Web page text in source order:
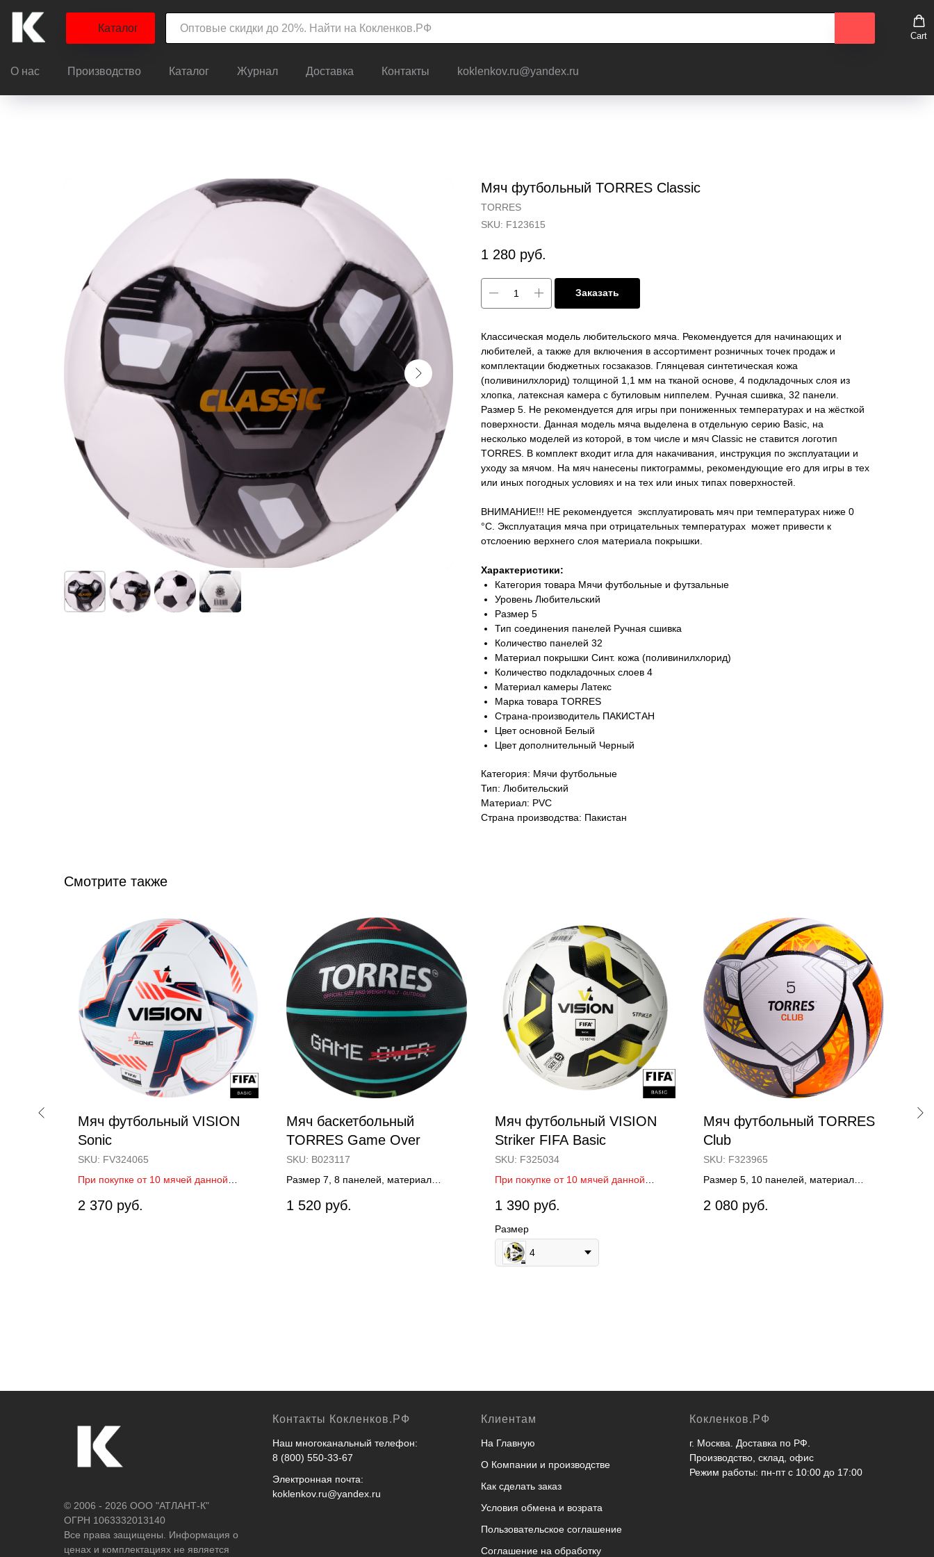
Каталог
Cart
О нас Производство Каталог Журнал Доставка Контакты koklenkov.ru@yandex.ru
Мяч футбольный TORRES Classic
TORRES
SKU: F123615
1 280 руб.
Заказать
Классическая модель любительского мяча. Рекомендуется для начинающих и
любителей, а также для включения в ассортимент розничных точек продаж и
комплектации бюджетных госзаказов. Глянцевая синтетическая кожа
(поливинилхлорид) толщиной 1,1 мм на тканой основе, 4 подкладочных слоя из
хлопка, латексная камера с бутиловым ниппелем. Ручная сшивка, 32 панели.
Размер 5. Не рекомендуется для игры при пониженных температурах и на жёсткой
поверхности. Данная модель мяча выделена в отдельную серию Basic, на
несколько моделей из которой, в том числе и мяч Classic не ставится логотип
TORRES. В комплект входит игла для накачивания, инструкция по эксплуатации и
уходу за мячом. На мяч нанесены пиктограммы, рекомендующие его для игры в тех
или иных погодных условиях и на тех или иных типах поверхностей.
ВНИМАНИЕ!!! НЕ рекомендуется эксплуатировать мяч при температурах ниже 0
°C. Эксплуатация мяча при отрицательных температурах может привести к
отслоению верхнего слоя материала покрышки.
Характеристики:
Категория товара Мячи футбольные и футзальные
Уровень Любительский
Размер 5
Тип соединения панелей Ручная сшивка
Количество панелей 32
Материал покрышки Синт. кожа (поливинилхлорид)
Количество подкладочных слоев 4
Материал камеры Латекс
Марка товара TORRES
Страна-производитель ПАКИСТАН
Цвет основной Белый
Цвет дополнительный Черный
Категория: Мячи футбольные
Тип: Любительский
Материал: PVC
Страна производства: Пакистан
Смотрите также
Мяч футбольный VISION
Sonic
SKU: FV324065
При покупке от 10 мячей данной
2 370 руб.
Мяч баскетбольный
TORRES Game Over
SKU: B023117
Размер 7, 8 панелей, материал
1 520 руб.
Мяч футбольный VISION
Striker FIFA Basic
SKU: F325034
При покупке от 10 мячей данной
1 390 руб.
Размер
4
Мяч футбольный TORRES
Club
SKU: F323965
Размер 5, 10 панелей, материал
сшивка
2 080 руб.
© 2006 - 2026 ООО "АТЛАНТ-К"
ОГРН 1063332013140
Все права защищены. Информация о
ценах и комплектациях не является
Контакты Кокленков.РФ
Наш многоканальный телефон:
8 (800) 550-33-67
Электронная почта:
koklenkov.ru@yandex.ru
Клиентам
На Главную
О Компании и производстве
Как сделать заказ
Условия обмена и возрата
Пользовательское соглашение
Соглашение на обработку
Кокленков.РФ
г. Москва. Доставка по РФ.
Производство, склад, офис
Режим работы: пн-пт с 10:00 до 17:00